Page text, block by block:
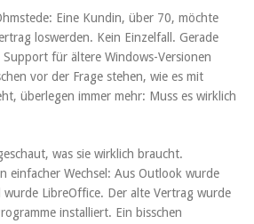
Eine Kundin, über 70, möchte
loswerden. Kein Einzelfall. Gerade
für ältere Windows-Versionen
vor der Frage stehen, wie es mit
überlegen immer mehr: Muss es wirklich
was sie wirklich braucht.
einfacher Wechsel: Aus Outlook wurde
LibreOffice. Der alte Vertrag wurde
installiert. Ein bisschen